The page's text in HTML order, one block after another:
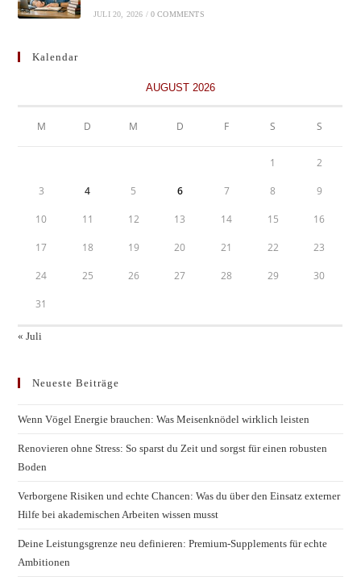
JULI 20, 2026 / 0 COMMENTS
Kalendar
AUGUST 2026
M D M D F S S
1 2
3 4 5 6 7 8 9
10 11 12 13 14 15 16
17 18 19 20 21 22 23
24 25 26 27 28 29 30
31
« Juli
Neueste Beiträge
Wenn Vögel Energie brauchen: Was Meisenknödel wirklich leisten
Renovieren ohne Stress: So sparst du Zeit und sorgst für einen robusten
Boden
Verborgene Risiken und echte Chancen: Was du über den Einsatz externer
Hilfe bei akademischen Arbeiten wissen musst
Deine Leistungsgrenze neu definieren: Premium-Supplements für echte
Ambitionen